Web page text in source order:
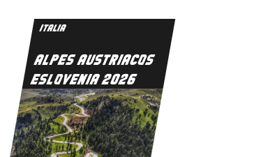
ITALIA
ALPES AUSTRIACOS
ESLOVENIA 2026